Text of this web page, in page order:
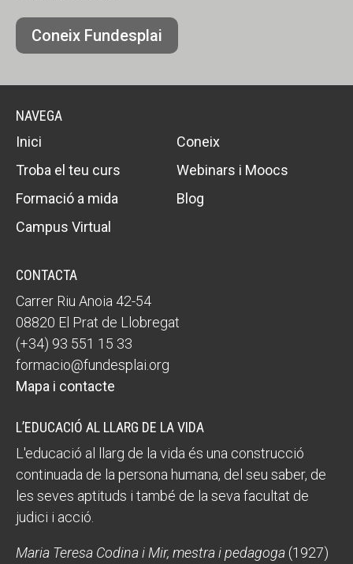
Coneix Fundesplai
NAVEGA
Inici
Coneix
Troba el teu curs
Webinars i Moocs
Formació a mida
Blog
Campus Virtual
CONTACTA
Carrer Riu Anoia 42-54
08820 El Prat de Llobregat
(+34) 93 551 15 33
formacio@fundesplai.org
Mapa i contacte
L’EDUCACIÓ AL LLARG DE LA VIDA
L'educació al llarg de la vida és una construcció
continuada de la persona humana, del seu saber, de
les seves aptituds i també de la seva facultat de
judici i acció.
Maria Teresa Codina i Mir, mestra i pedagoga (1927)